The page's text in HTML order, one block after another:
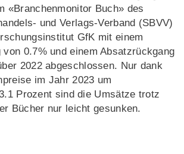
«Branchenmonitor Buch» des
und Verlags-Verband (SBVV)
GfK mit einem
0.7% und einem Absatzrückgang
2022 abgeschlossen. Nur dank
im Jahr 2023 um
Prozent sind die Umsätze trotz
Bücher nur leicht gesunken.